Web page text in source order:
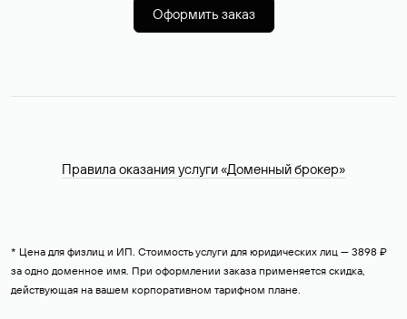
Оформить заказ
Правила оказания услуги «Доменный брокер»
* Цена для физлиц и ИП. Стоимость услуги для юридических лиц — 3898 ₽
за одно доменное имя. При оформлении заказа применяется скидка,
действующая на вашем корпоративном тарифном плане.